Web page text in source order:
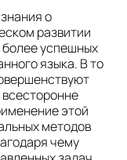
о
развитии
более успешных
языка. В то
этой
методов
чему